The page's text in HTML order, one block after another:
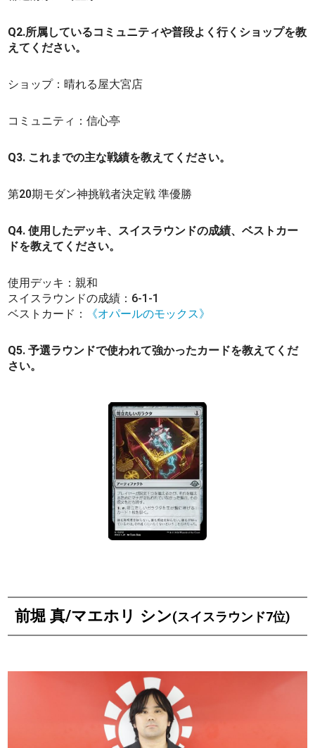
Q2.所属しているコミュニティや普段よく行くショップを教
えてください。
ショップ：晴れる屋大宮店
コミュニティ：信心亭
Q3. これまでの主な戦績を教えてください。
第20期モダン神挑戦者決定戦 準優勝
Q4. 使用したデッキ、スイスラウンドの成績、ベストカー
ドを教えてください。
使用デッキ：親和
スイスラウンドの成績：6-1-1
ベストカード：
《オパールのモックス》
Q5. 予選ラウンドで使われて強かったカードを教えてくだ
さい。
前堀 真/マエホリ シン(スイスラウンド7位)